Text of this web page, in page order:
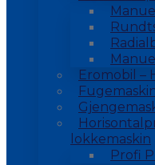
Eromobil –
lokkemaskin
Profi